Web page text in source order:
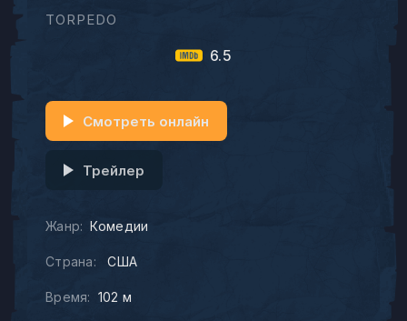
TORPEDO
6.5
Жанр: Комедии
Страна: США
Время: 102 м
Смотреть онлайн
Трейлер